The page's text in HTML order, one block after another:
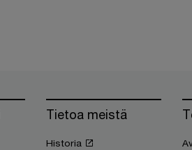
Tietoa meistä
Historia